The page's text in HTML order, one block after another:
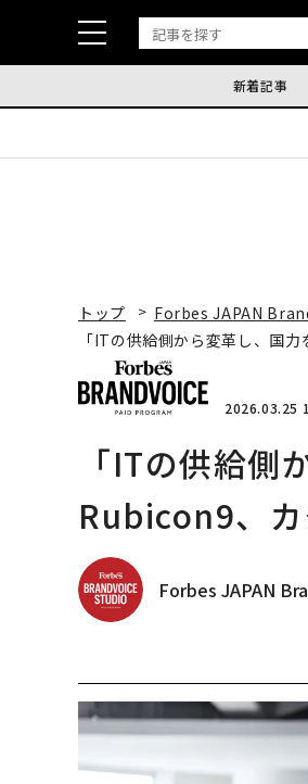
新着記事
トップ Forbes JAPAN
「ITの供給側から変革し、国
2026.03.25
「ITの供給側
Rubicon9、
Forbes JAPAN